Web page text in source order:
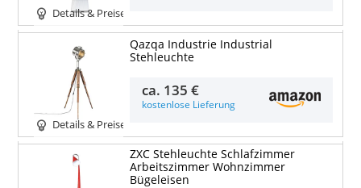
Details & Preise
Details & Preise
Qazqa Industrie Industrial
Stehleuchte
ca. 135 €
kostenlose Lieferung
ZXC Stehleuchte Schlafzimmer
Arbeitszimmer Wohnzimmer
Bügeleisen